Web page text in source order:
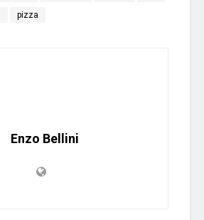
pizza
Enzo Bellini